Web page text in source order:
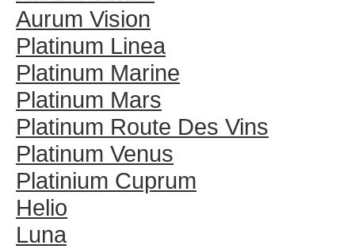
Aurum Vision
Platinum Linea
Platinum Marine
Platinum Mars
Platinum Route Des Vins
Platinum Venus
Platinium Cuprum
Helio
Luna